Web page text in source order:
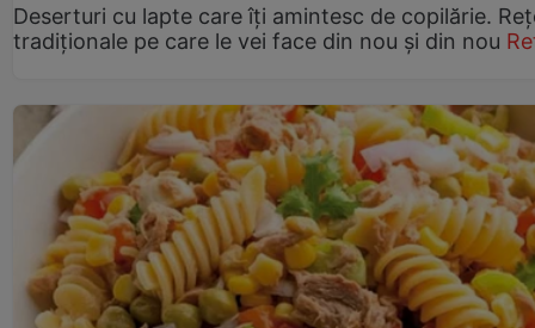
Deserturi cu lapte care îți amintesc de copilărie.
tradiționale pe care le vei face din nou și din nou